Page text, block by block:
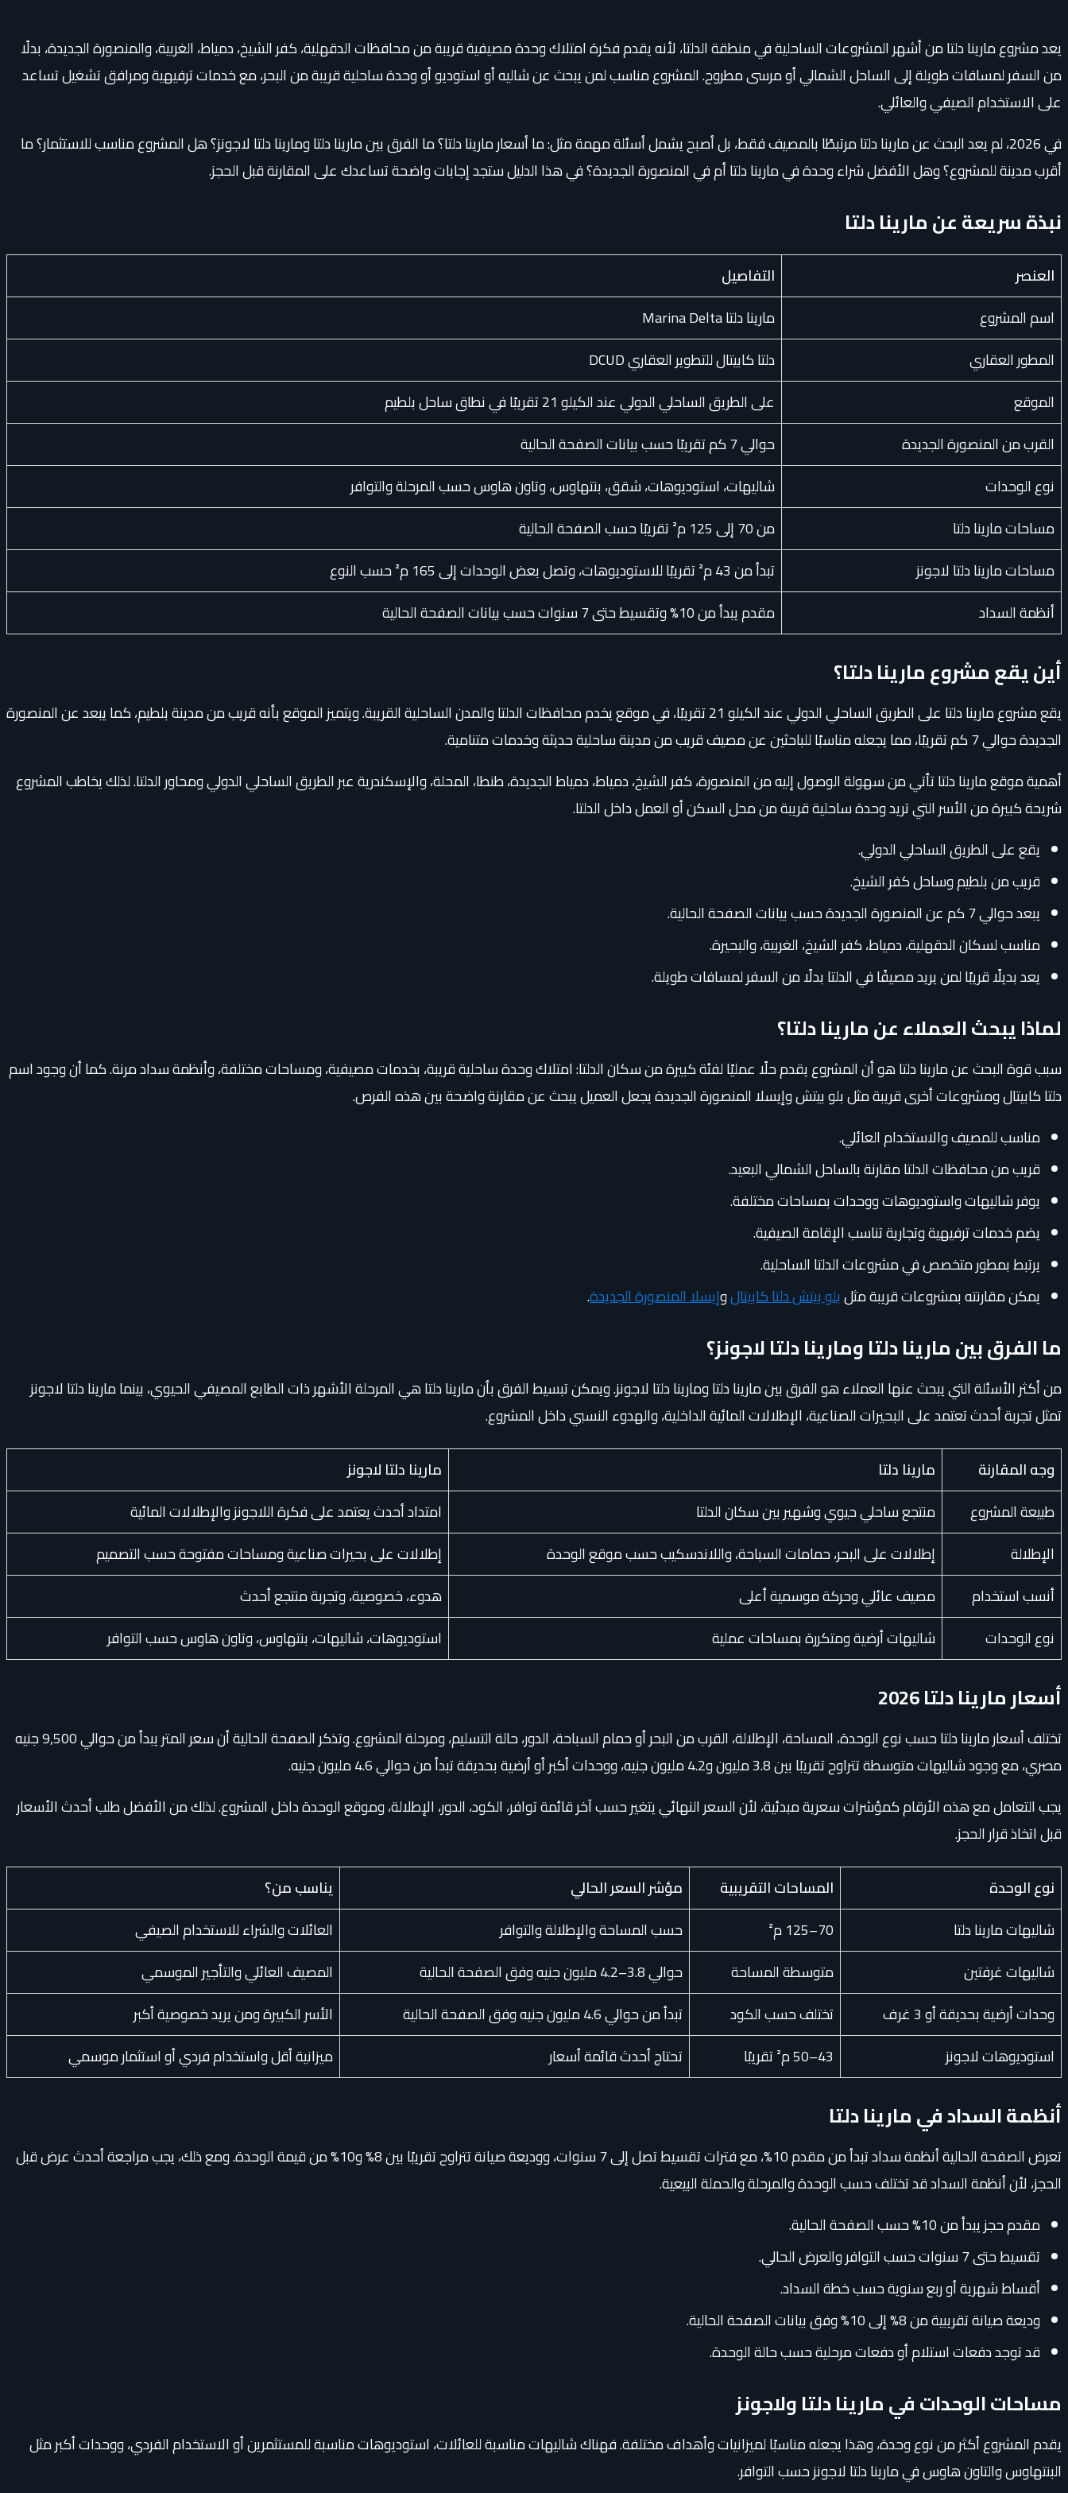
يعد مشروع مارينا دلتا من أشهر المشروعات الساحلية في منطقة الدلتا، لأنه يقدم فكرة امتلاك وحدة مصيفية قريبة من محافظات الدقهلية، كفر الشيخ، دمياط، الغربية، والمنصورة الجديدة، بدلًا
من السفر لمسافات طويلة إلى الساحل الشمالي أو مرسى مطروح. المشروع مناسب لمن يبحث عن شاليه أو استوديو أو وحدة ساحلية قريبة من البحر، مع خدمات ترفيهية ومرافق تشغيل تساعد
على الاستخدام الصيفي والعائلي.
في 2026، لم يعد البحث عن مارينا دلتا مرتبطًا بالمصيف فقط، بل أصبح يشمل أسئلة مهمة مثل: ما أسعار مارينا دلتا؟ ما الفرق بين مارينا دلتا ومارينا دلتا لاجونز؟ هل المشروع مناسب للاستثمار؟ ما
أقرب مدينة للمشروع؟ وهل الأفضل شراء وحدة في مارينا دلتا أم في المنصورة الجديدة؟ في هذا الدليل ستجد إجابات واضحة تساعدك على المقارنة قبل الحجز.
نبذة سريعة عن مارينا دلتا
العنصر
التفاصيل
اسم المشروع
مارينا دلتا Marina Delta
المطور العقاري
دلتا كابيتال للتطوير العقاري DCUD
الموقع
على الطريق الساحلي الدولي عند الكيلو 21 تقريبًا في نطاق ساحل بلطيم
القرب من المنصورة الجديدة
حوالي 7 كم تقريبًا حسب بيانات الصفحة الحالية
نوع الوحدات
شاليهات، استوديوهات، شقق، بنتهاوس، وتاون هاوس حسب المرحلة والتوافر
مساحات مارينا دلتا
من 70 إلى 125 م² تقريبًا حسب الصفحة الحالية
مساحات مارينا دلتا لاجونز
تبدأ من 43 م² تقريبًا للاستوديوهات، وتصل بعض الوحدات إلى 165 م² حسب النوع
أنظمة السداد
مقدم يبدأ من 10% وتقسيط حتى 7 سنوات حسب بيانات الصفحة الحالية
أين يقع مشروع مارينا دلتا؟
يقع مشروع مارينا دلتا على الطريق الساحلي الدولي عند الكيلو 21 تقريبًا، في موقع يخدم محافظات الدلتا والمدن الساحلية القريبة. ويتميز الموقع بأنه قريب من مدينة بلطيم، كما يبعد عن المنصورة
الجديدة حوالي 7 كم تقريبًا، مما يجعله مناسبًا للباحثين عن مصيف قريب من مدينة ساحلية حديثة وخدمات متنامية.
أهمية موقع مارينا دلتا تأتي من سهولة الوصول إليه من المنصورة، كفر الشيخ، دمياط، دمياط الجديدة، طنطا، المحلة، والإسكندرية عبر الطريق الساحلي الدولي ومحاور الدلتا. لذلك يخاطب المشروع
شريحة كبيرة من الأسر التي تريد وحدة ساحلية قريبة من محل السكن أو العمل داخل الدلتا.
يقع على الطريق الساحلي الدولي.
قريب من بلطيم وساحل كفر الشيخ.
يبعد حوالي 7 كم عن المنصورة الجديدة حسب بيانات الصفحة الحالية.
مناسب لسكان الدقهلية، دمياط، كفر الشيخ، الغربية، والبحيرة.
يعد بديلًا قريبًا لمن يريد مصيفًا في الدلتا بدلًا من السفر لمسافات طويلة.
لماذا يبحث العملاء عن مارينا دلتا؟
سبب قوة البحث عن مارينا دلتا هو أن المشروع يقدم حلًا عمليًا لفئة كبيرة من سكان الدلتا: امتلاك وحدة ساحلية قريبة، بخدمات مصيفية، ومساحات مختلفة، وأنظمة سداد مرنة. كما أن وجود اسم
دلتا كابيتال ومشروعات أخرى قريبة مثل بلو بيتش وإيسلا المنصورة الجديدة يجعل العميل يبحث عن مقارنة واضحة بين هذه الفرص.
مناسب للمصيف والاستخدام العائلي.
قريب من محافظات الدلتا مقارنة بالساحل الشمالي البعيد.
يوفر شاليهات واستوديوهات ووحدات بمساحات مختلفة.
يضم خدمات ترفيهية وتجارية تناسب الإقامة الصيفية.
يرتبط بمطور متخصص في مشروعات الدلتا الساحلية.
يمكن مقارنته بمشروعات قريبة مثلبلو بيتش دلتا كابيتالوإيسلا المنصورة الجديدة.
ما الفرق بين مارينا دلتا ومارينا دلتا لاجونز؟
من أكثر الأسئلة التي يبحث عنها العملاء هو الفرق بين مارينا دلتا ومارينا دلتا لاجونز. ويمكن تبسيط الفرق بأن مارينا دلتا هي المرحلة الأشهر ذات الطابع المصيفي الحيوي، بينما مارينا دلتا لاجونز
تمثل تجربة أحدث تعتمد على البحيرات الصناعية، الإطلالات المائية الداخلية، والهدوء النسبي داخل المشروع.
وجه المقارنة مارينا دلتا
مارينا دلتا لاجونز
طبيعة المشروع
منتجع ساحلي حيوي وشهير بين سكان الدلتا
امتداد أحدث يعتمد على فكرة اللاجونز والإطلالات المائية
الإطلالة
إطلالات على البحر، حمامات السباحة، واللاندسكيب حسب موقع الوحدة
إطلالات على بحيرات صناعية ومساحات مفتوحة حسب التصميم
أنسب استخدام
مصيف عائلي وحركة موسمية أعلى
هدوء، خصوصية، وتجربة منتجع أحدث
نوع الوحدات
شاليهات أرضية ومتكررة بمساحات عملية استوديوهات، شاليهات، بنتهاوس، وتاون هاوس حسب التوافر
أسعار مارينا دلتا 2026
تختلف أسعار مارينا دلتا حسب نوع الوحدة، المساحة، الإطلالة، القرب من البحر أو حمام السباحة، الدور، حالة التسليم، ومرحلة المشروع. وتذكر الصفحة الحالية أن سعر المتر يبدأ من حوالي 9,500 جنيه
مصري، مع وجود شاليهات متوسطة تتراوح تقريبًا بين 3.8 مليون و4.2 مليون جنيه، ووحدات أكبر أو أرضية بحديقة تبدأ من حوالي 4.6 مليون جنيه.
يجب التعامل مع هذه الأرقام كمؤشرات سعرية مبدئية، لأن السعر النهائي يتغير حسب آخر قائمة توافر، الكود، الدور، الإطلالة، وموقع الوحدة داخل المشروع. لذلك من الأفضل طلب أحدث الأسعار
قبل اتخاذ قرار الحجز.
نوع الوحدة المساحات التقريبية مؤشر السعر الحالي
يناسب من؟
شاليهات مارينا دلتا
70–125 م² حسب المساحة والإطلالة والتوافر
العائلات والشراء للاستخدام الصيفي
شاليهات غرفتين
متوسطة المساحة حوالي 3.8–4.2 مليون جنيه وفق الصفحة الحالية
المصيف العائلي والتأجير الموسمي
وحدات أرضية بحديقة أو 3 غرف
تختلف حسب الكود تبدأ من حوالي 4.6 مليون جنيه وفق الصفحة الحالية
الأسر الكبيرة ومن يريد خصوصية أكبر
استوديوهات لاجونز
43–50 م² تقريبًا تحتاج أحدث قائمة أسعار ميزانية أقل واستخدام فردي أو استثمار موسمي
أنظمة السداد في مارينا دلتا
تعرض الصفحة الحالية أنظمة سداد تبدأ من مقدم 10%، مع فترات تقسيط تصل إلى 7 سنوات، ووديعة صيانة تتراوح تقريبًا بين 8% و10% من قيمة الوحدة. ومع ذلك، يجب مراجعة أحدث عرض قبل
الحجز، لأن أنظمة السداد قد تختلف حسب الوحدة والمرحلة والحملة البيعية.
مقدم حجز يبدأ من 10% حسب الصفحة الحالية.
تقسيط حتى 7 سنوات حسب التوافر والعرض الحالي.
أقساط شهرية أو ربع سنوية حسب خطة السداد.
وديعة صيانة تقريبية من 8% إلى 10% وفق بيانات الصفحة الحالية.
قد توجد دفعات استلام أو دفعات مرحلية حسب حالة الوحدة.
مساحات الوحدات في مارينا دلتا ولاجونز
يقدم المشروع أكثر من نوع وحدة، وهذا يجعله مناسبًا لميزانيات وأهداف مختلفة. فهناك شاليهات مناسبة للعائلات، استوديوهات مناسبة للمستثمرين أو الاستخدام الفردي، ووحدات أكبر مثل
البنتهاوس والتاون هاوس في مارينا دلتا لاجونز حسب التوافر.